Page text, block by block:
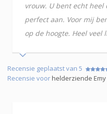
vrouw. U bent echt heel
perfect aan. Voor mij
op de hoogte. Heel veel
Recensie geplaatst van 5
Recensie voorhelderziende